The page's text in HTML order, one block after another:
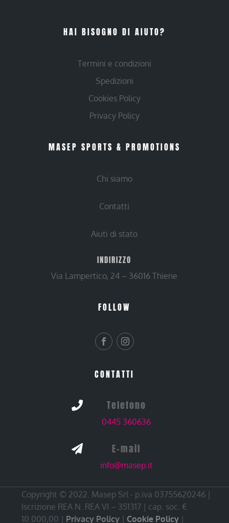
HAI BISOGNO DI AIUTO?
Termini e condizioni
Spedizioni
Cookies Policy
Privacy Policy
MASEP SPORTS & PROMOTIONS
Chi siamo
Contatti
Aiuti di stato
INDIRIZZO
Via Lampertico, 24 – 36016 Thiene
FOLLOW
CONTATTI
 Telefono
0445 360636
 E-mail
info@masep.it
Copyright © 2022. Masep Srl - p.iva 03755620246 |
Iscrizione REA N. REA VI – 351317 | cap. soc. €
10.000,00 | Privacy Policy | Cookie Policy |